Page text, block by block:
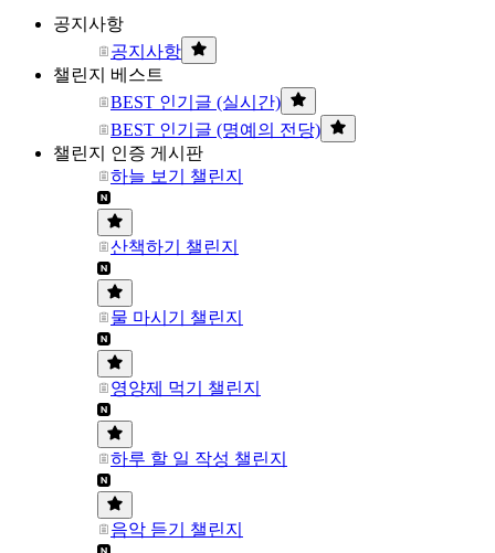
공지사항
공지사항
챌린지 베스트
BEST 인기글 (실시간)
BEST 인기글 (명예의 전당)
챌린지 인증 게시판
하늘 보기 챌린지
산책하기 챌린지
물 마시기 챌린지
영양제 먹기 챌린지
하루 할 일 작성 챌린지
음악 듣기 챌린지